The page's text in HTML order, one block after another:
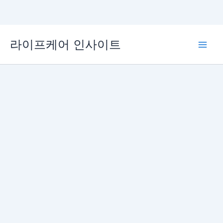
로
라이프케어 인사이트